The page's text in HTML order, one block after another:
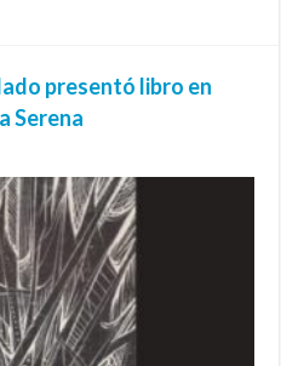
presentó libro en
Serena